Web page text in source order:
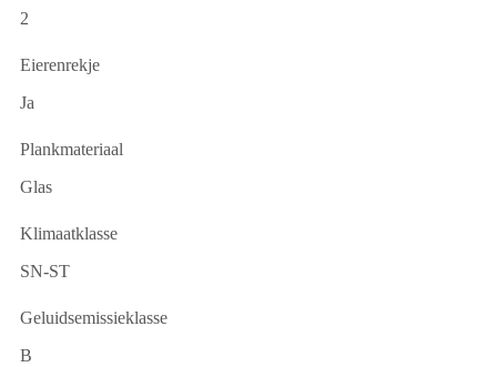
2
Eierenrekje
Ja
Plankmateriaal
Glas
Klimaatklasse
SN-ST
Geluidsemissieklasse
B